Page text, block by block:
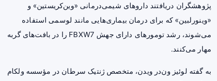
پژوهشگران دریافتند داروهای شیمی‌درمانی «وین‌کریستین» و
«وینورلبین» که برای درمان بیماری‌هایی مانند لوسمی استفاده
می‌شوند، رشد تومورهای دارای جهش FBXW7 را در بافت‌های گربه
مهار می‌کنند.
به گفته لوئیز ون‌در ویدن، متخصص ژنتیک سرطان در مؤسسه ولکام